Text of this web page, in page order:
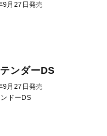
9月27日発売
ンダーDS
9月27日発売
ドーDS